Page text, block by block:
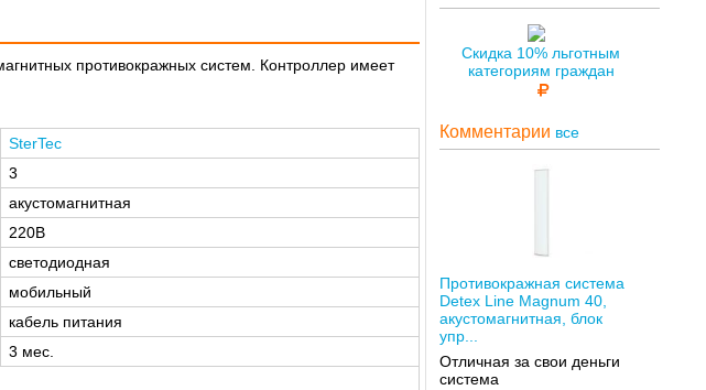
противокражных систем. Контроллер имеет
SterTec
3
акустомагнитная
220В
светодиодная
мобильный
кабель питания
3 мес.
Скидка 10% льготным
категориям граждан
Комментарии все
Противокражная система
Detex Line Magnum 40,
акустомагнитная, блок
упр...
Отличная за свои деньги
система